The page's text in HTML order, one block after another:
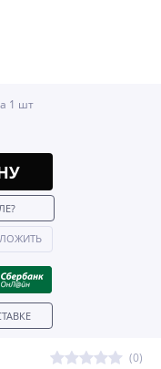
(0)
1 шт